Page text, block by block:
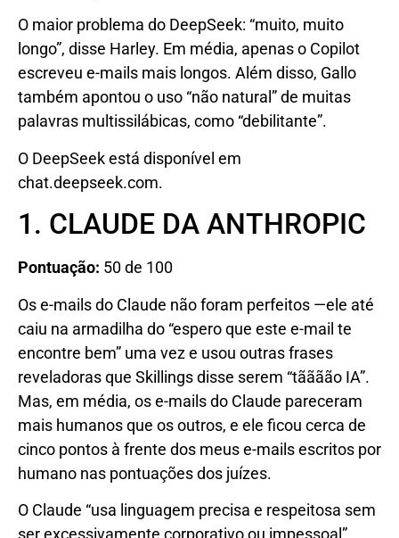
O maior problema do DeepSeek: “muito, muito
longo”, disse Harley. Em média, apenas o Copilot
escreveu e-mails mais longos. Além disso, Gallo
também apontou o uso “não natural” de muitas
palavras multissilábicas, como “debilitante”.
O DeepSeek está disponível em
chat.deepseek.com.
1. CLAUDE DA ANTHROPIC
Pontuação: 50 de 100
Os e-mails do Claude não foram perfeitos —ele até
caiu na armadilha do “espero que este e-mail te
encontre bem” uma vez e usou outras frases
reveladoras que Skillings disse serem “tãããão IA”.
Mas, em média, os e-mails do Claude pareceram
mais humanos que os outros, e ele ficou cerca de
cinco pontos à frente dos meus e-mails escritos por
humano nas pontuações dos juízes.
O Claude “usa linguagem precisa e respeitosa sem
ser excessivamente corporativo ou impessoal”,